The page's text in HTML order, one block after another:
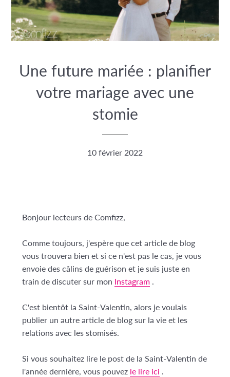
Une future mariée : planifier
votre mariage avec une
stomie
10 février 2022
Bonjour lecteurs de Comfizz,
Comme toujours, j'espère que cet article de blog
vous trouvera bien et si ce n'est pas le cas, je vous
envoie des câlins de guérison et je suis juste en
train de discuter sur mon Instagram.
C'est bientôt la Saint-Valentin, alors je voulais
publier un autre article de blog sur la vie et les
relations avec les stomisés.
Si vous souhaitez lire le post de la Saint-Valentin de
l'année dernière, vous pouvez le lire ici .